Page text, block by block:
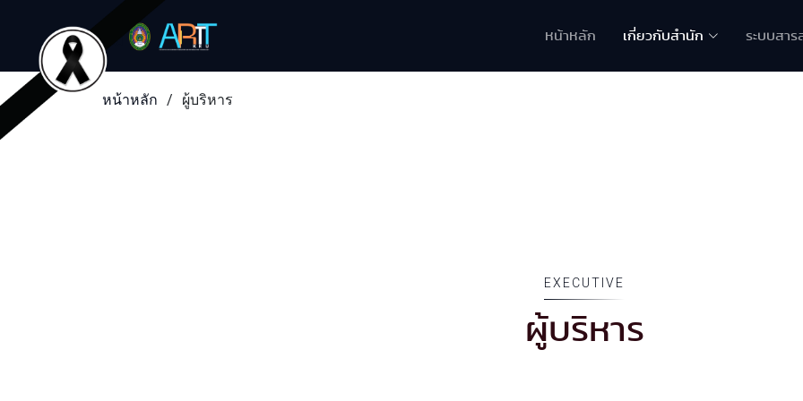
หน้าหลัก เกี่ยวกับสำนัก ระบบสาร
หน้าหลัก ผู้บริหาร
EXECUTIVE
ผู้บริหาร